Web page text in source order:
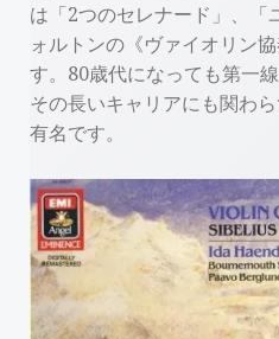
は「2つのセレナード」、「
ォルトンの《ヴァイオリン
す。80歳代になっても第一
その長いキャリアにも関わ
有名です。